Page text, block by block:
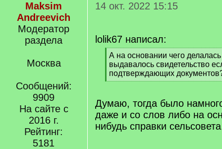
Maksim
Andreevich
Модератор
раздела
Москва
Сообщений:
9909
На сайте с
2016 г.
Рейтинг:
5181
14 окт. 2022 15:15
lolik67 написал:
[
q
]
А на основании чего делалась
выдавалось свидетельство
подтверждающих
[
q
]
Думаю, тогда было
даже и со слов либо на
нибудь справки